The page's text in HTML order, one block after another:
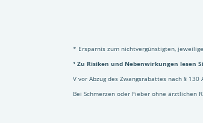
* Ersparnis zum nichtvergünstigten,
¹ Zu Risiken und Nebenwirkungen lesen
V vor Abzug des Zwangsrabattes nach §
Bei Schmerzen oder Fieber ohne ärztlichen